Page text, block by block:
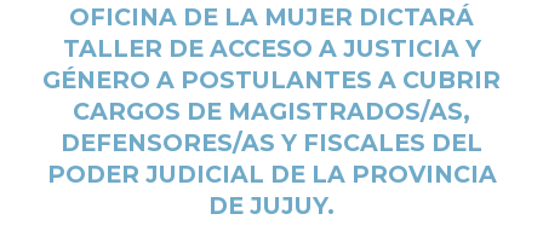
OFICINA DE LA MUJER DICTARÁ
TALLER DE ACCESO A JUSTICIA Y
GÉNERO A POSTULANTES A CUBRIR
CARGOS DE MAGISTRADOS/AS,
DEFENSORES/AS Y FISCALES DEL
PODER JUDICIAL DE LA PROVINCIA
DE JUJUY.